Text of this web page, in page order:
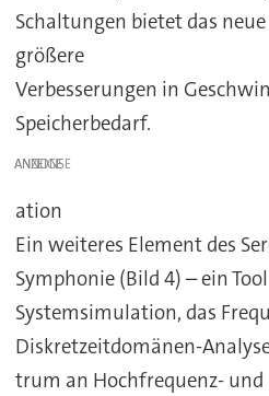
Schaltungen bietet das
größere
Verbesserungen in
Speicherbedarf.
ANZEIGE
ation
Ein weiteres Element des
Symphonie (Bild 4) – ein
Systemsimulation, das
Diskretzeitdomänen-
trum an Hochfrequenz- und